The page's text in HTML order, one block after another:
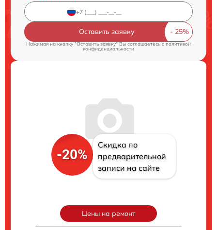
Оставить заявку
Нажимая на кнопку "Оставить заявку" Вы соглашаетесь c политикой
конфиденциальности
-20%
Скидка по
предварительной
записи на сайте
Цены на ремонт